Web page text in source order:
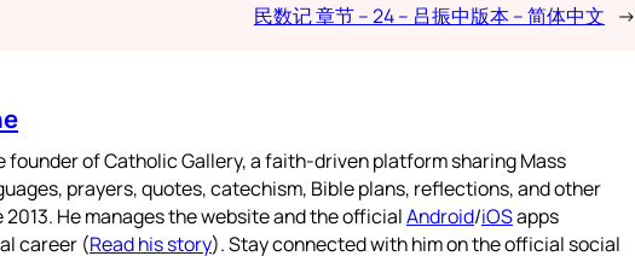
民数记 章节 – 24 – 吕振中版本 – 简体中文 →
founder of Catholic Gallery, a faith-driven platform sharing Mass
prayers, quotes, catechism, Bible plans, reflections, and other
He manages the website and the officialAndroid/iOSapps
career (Read his story). Stay connected with him on the official social